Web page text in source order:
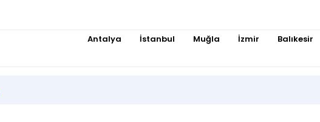
Antalya İstanbul Muğla İzmir Balıkesir